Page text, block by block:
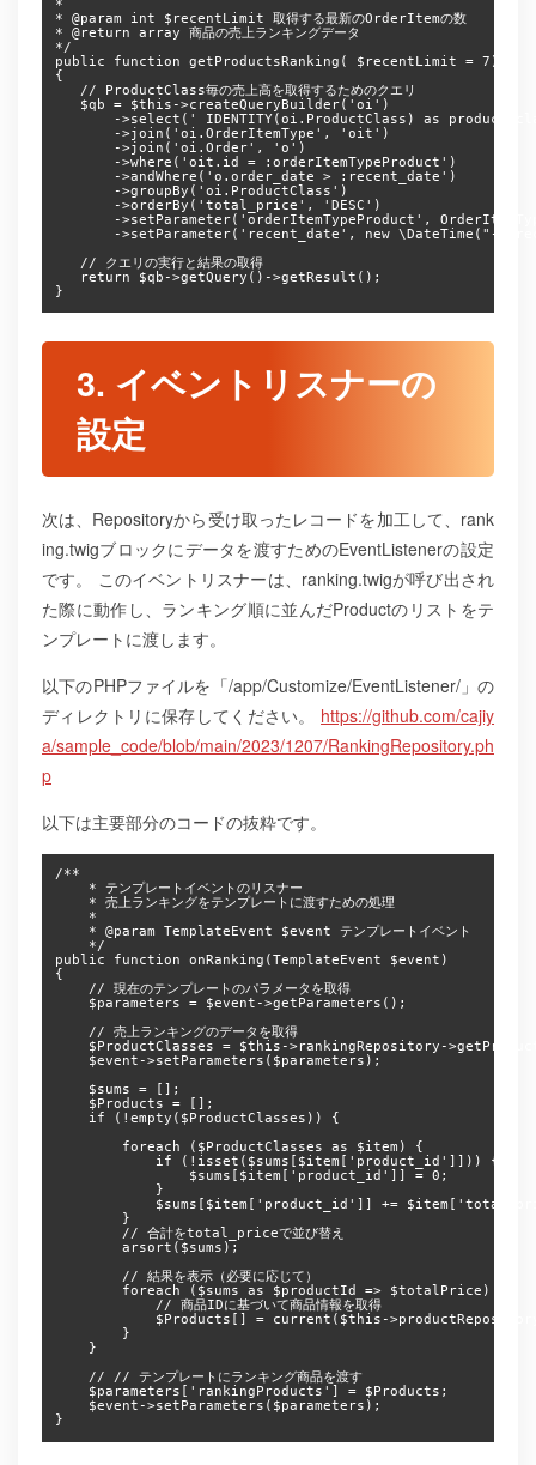
*
* @param int $recentLimit 取得する最新のOrderItemの数
* @return array 商品の売上ランキングデータ
*/
public function getProductsRanking( $recentLimit = 7)
{
   // ProductClass毎の売上高を取得するためのクエリ
   $qb = $this->createQueryBuilder('oi')
->select(' IDENTITY(oi.ProductClass) as
       ->join('oi.OrderItemType', 'oit')
       ->join('oi.Order', 'o')
       ->where('oit.id = :orderItemTypeProduct')
       ->andWhere('o.order_date > :recent_date')
       ->groupBy('oi.ProductClass')
       ->orderBy('total_price', 'DESC')
->setParameter('orderItemTypeProduct',
->setParameter('recent_date', new \DateTime("-
   // クエリの実行と結果の取得
   return $qb->getQuery()->getResult();
3. イベントリスナーの
設定
次は、Repositoryから受け取ったレコードを加工して、rank
ing.twigブロックにデータを渡すためのEventListenerの設定
です。
このイベントリスナーは、ranking.twigが呼び出され
た際に動作し、ランキング順に並んだProductのリストをテ
ンプレートに渡します。
以下のPHPファイルを「/app/Customize/EventListener/」の
ディレクトリに保存してください。
https://github.com/cajiy
a/sample_code/blob/main/2023/1207/RankingRepository.ph
p
以下は主要部分のコードの抜粋です。
/**
    * テンプレートイベントのリスナー
    * 売上ランキングをテンプレートに渡すための処理
    *
    * @param TemplateEvent $event テンプレートイベント
    */
public function onRanking(TemplateEvent $event)
{
    // 現在のテンプレートのパラメータを取得
    $parameters = $event->getParameters();
    // 売上ランキングのデータを取得
$ProductClasses = $this->rankingRepository-
    $event->setParameters($parameters);
    $sums = [];
    $Products = [];
    if (!empty($ProductClasses)) {
        foreach ($ProductClasses as $item) {
            if (!isset($sums[$item['product_id']])) {
                $sums[$item['product_id']] = 0;
            }
$sums[$item['product_id']] +=
        }
        // 合計をtotal_priceで並び替え
        arsort($sums);
        // 結果を表示（必要に応じて）
        foreach ($sums as $productId => $totalPrice) {
            // 商品IDに基づいて商品情報を取得
$Products[] = current($this-
        }
    }
    // // テンプレートにランキング商品を渡す
    $parameters['rankingProducts'] = $Products;
    $event->setParameters($parameters);